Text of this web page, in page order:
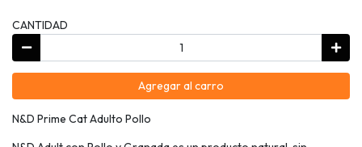
CANTIDAD
Agregar al carro
N&D Prime Cat Adulto Pollo